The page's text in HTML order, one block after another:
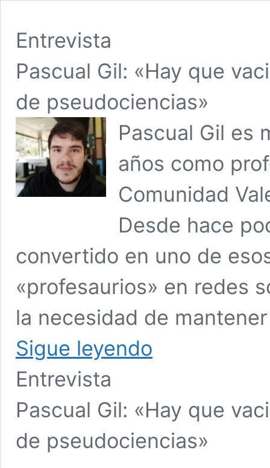
Entrevista
Pascual Gil: «Hay que
de pseudociencias»
Pascual Gil es
años como
Comunidad
Desde hace
convertido en uno de
«profesaurios» en redes
la necesidad de
Sigue leyendo
Entrevista
Pascual Gil: «Hay que
de pseudociencias»